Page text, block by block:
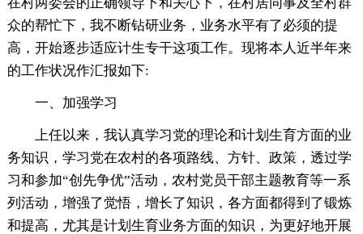
众的帮忙下，我不断钻研业务，业务水平有了必须的提
高，开始逐步适应计生专干这项工作。现将本人近半年来
的工作状况作汇报如下:
一、加强学习
上任以来，我认真学习党的理论和计划生育方面的业
务知识，学习党在农村的各项路线、方针、政策，透过学
习和参加“创先争优”活动，农村党员干部主题教育等一系
列活动，增强了觉悟，增长了知识，各方面都得到了锻炼
和提高，尤其是计划生育业务方面的知识，为更好地开展